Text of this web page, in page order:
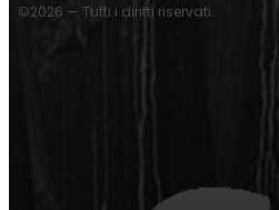
©2026 — Tutti i diritti riservati.